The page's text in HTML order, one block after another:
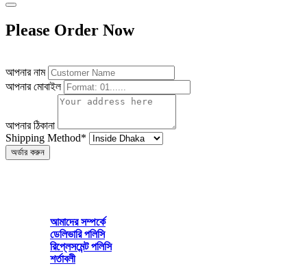
Please Order Now
আপনার নাম
আপনার মোবাইল
আপনার ঠিকানা
Shipping Method*
অর্ডার করুন
আমাদের সম্পর্কে
ডেলিভারি পলিসি
রিপ্লেসমেন্ট পলিসি
শর্তাবলী